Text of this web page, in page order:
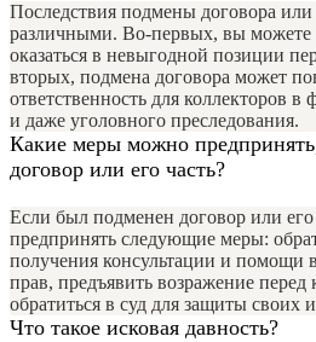
Последствия подмены договора или
различными. Во-первых, вы можете
оказаться в невыгодной позиции
вторых, подмена договора может
ответственность для коллекторов
и даже уголовного преследования.
Какие меры можно
договор или его часть?
Если был подменен договор или
предпринять следующие меры:
получения консультации и помощи
прав, предъявить возражение перед
обратиться в суд для защиты своих
Что такое исковая давность?